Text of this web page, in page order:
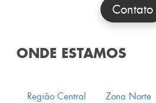
Contato
ONDE ESTAMOS
Região Central Zona Norte